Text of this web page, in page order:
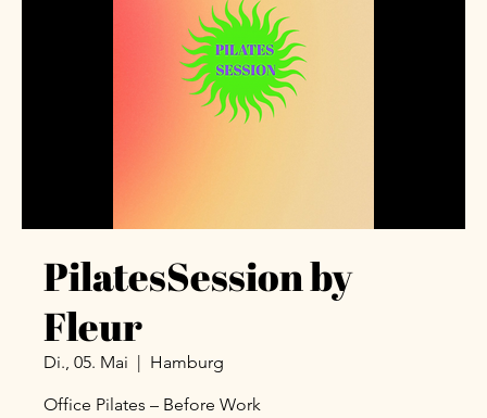
PilatesSession by
Fleur
Di., 05. Mai
  |
Hamburg
Office Pilates – Before Work